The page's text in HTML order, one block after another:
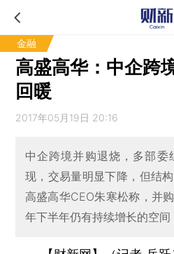
金融
高盛高华：中企跨
回暖
2017年05月19日 20:16
中企跨境并购退烧，多部委
现，交易量明显下降，但结
高盛高华CEO朱寒松称，并
年下半年仍有持续增长的空间